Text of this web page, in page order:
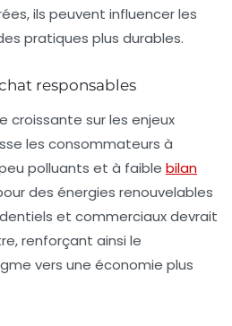
ils peuvent influencer les
pratiques plus durables.
responsables
croissante sur les enjeux
les consommateurs à
polluants et à faible bilan
des énergies renouvelables
et commerciaux devrait
renforçant ainsi le
vers une économie plus